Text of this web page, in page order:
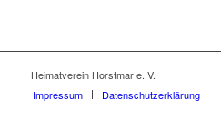
Heimatverein Horstmar e. V.
Impressum
Datenschutzerklärung